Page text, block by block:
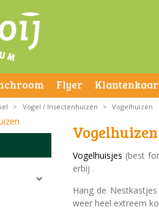
Flyer
> Vogel / Insectenhuizen > Vogelhuizen
Vogelhuizen
Vogelhuisjes (best
erbij .
Hang de
weer heel extreem